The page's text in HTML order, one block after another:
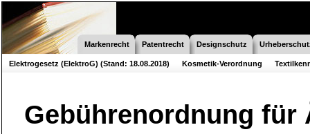
Markenrecht Patentrecht Designschutz
Elektrogesetz (ElektroG) (Stand: 18.08.2018) Kosmetik-Verordnung
Gebührenordnung für